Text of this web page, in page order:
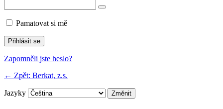
Pamatovat si mě
Zapomněli jste heslo?
← Zpět: Berkat, z.s.
Jazyky